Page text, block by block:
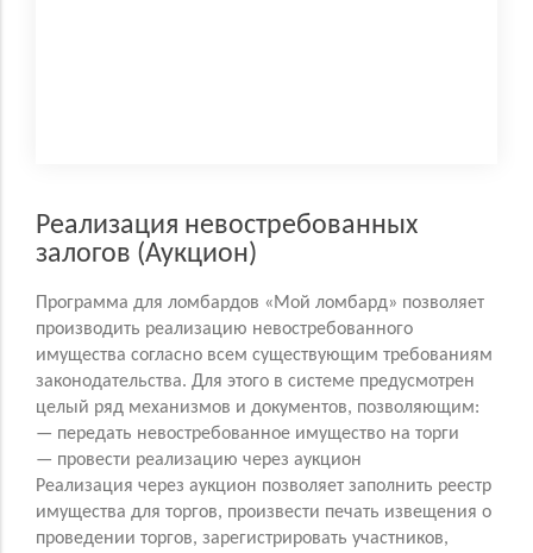
Реализация невостребованных
залогов (Аукцион)
Программа для ломбардов «Мой ломбард» позволяет
производить реализацию невостребованного
имущества согласно всем существующим требованиям
законодательства. Для этого в системе предусмотрен
целый ряд механизмов и документов, позволяющим:
— передать невостребованное имущество на торги
— провести реализацию через аукцион
Реализация через аукцион позволяет заполнить реестр
имущества для торгов, произвести печать извещения о
проведении торгов, зарегистрировать участников,